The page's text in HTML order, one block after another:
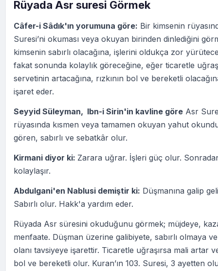
Rüyada Asr suresi Görmek
Câfer-i Sâdık'ın yorumuna göre: Bir kimsenin
Suresi’ni okuması veya okuyan birinden dinlediğini
kimsenin sabırlı olacağına, işlerini oldukça zor
fakat sonunda kolaylık göreceğine, eğer ticaretle
servetinin artacağına, rızkının bol ve bereketli
işaret eder.
Seyyid Süleyman, Ibn-i Sirin'in kavline göre Asr
rüyasında kısmen veya tamamen okuyan yahut
gören, sabırlı ve sebatkâr olur.
Kirmani diyor ki: Zarara uğrar. İşleri güç olur.
kolaylaşır.
Abdulgani'en Nablusi demiştir ki: Düşmanına galip
Sabırlı olur. Hakk'a yardım eder.
Rüyada Asr süresini okuduğunu görmek; müjdeye,
menfaate. Düşman üzerine galibiyete, sabırlı olmaya
olanı tavsiyeye işarettir. Ticaretle uğraşırsa mali artar
bol ve bereketli olur. Kuran’ın 103. Suresi, 3 ayetten